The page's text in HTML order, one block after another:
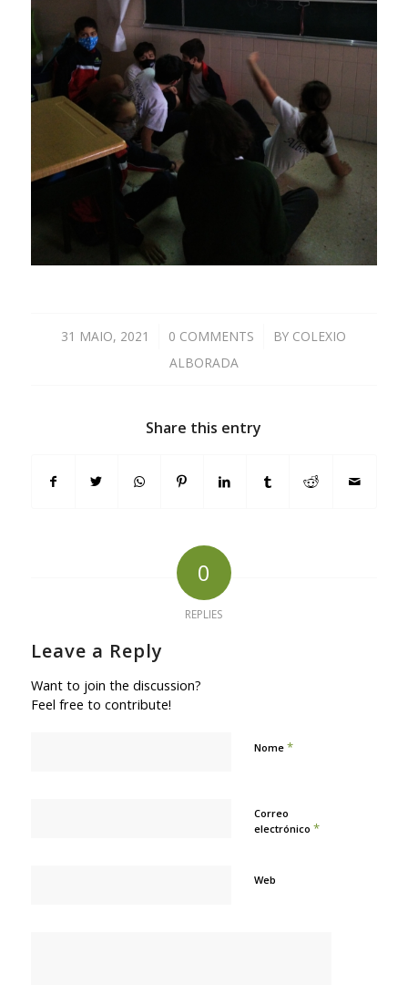
31 MAIO, 2021
/ 0 COMMENTS
/ BY COLEXIO
ALBORADA
Share this entry
0
REPLIES
Leave a Reply
Want to join the discussion?
Feel free to contribute!
Nome *
Correo
electrónico *
Web